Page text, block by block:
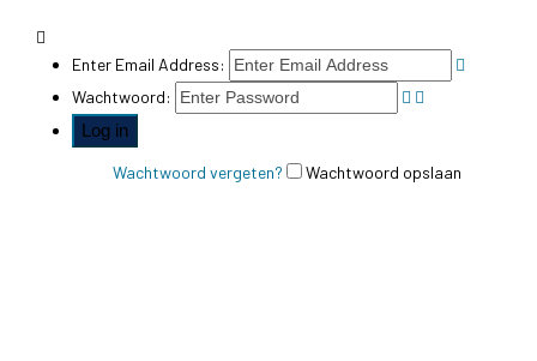
Enter Email Address:
Wachtwoord:
Wachtwoord vergeten? Wachtwoord opslaan